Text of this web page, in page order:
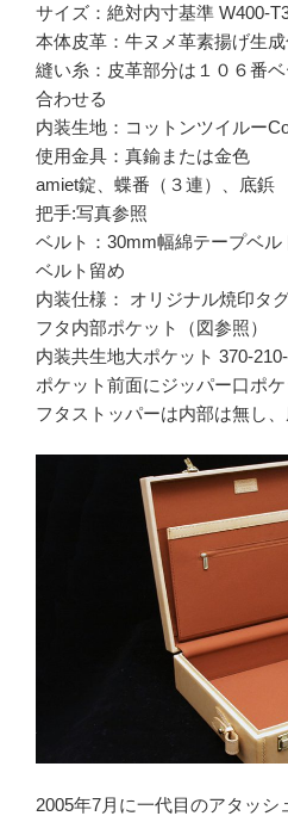
サイズ：絶対内寸基準 W400-
本体皮革：牛ヌメ革素揚げ生
縫い糸：皮革部分は１０６番
合わせる
内装生地：コットンツイルー
使用金具：真鍮または金色
amiet錠、蝶番（３連）、底鋲
把手:写真参照
ベルト：30mm幅綿テープベ
ベルト留め
内装仕様： オリジナル焼印タ
フタ内部ポケット（図参照）
内装共生地大ポケット 370-
ポケット前面にジッパー口ポケ
フタストッパーは内部は無し
2005年7月に一代目のアタッシ